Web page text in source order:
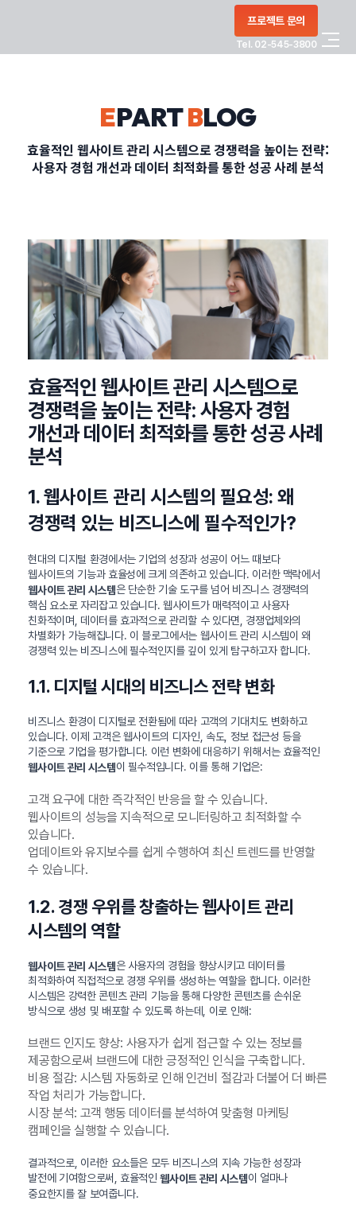
프로젝트 문의
Tel. 02-545-3800
PORTFOLIO
CONTACT
정부지원사업
EPARTBLOG
효율적인 웹사이트 관리 시스템으로 경쟁력을 높이는 전략:
사용자 경험 개선과 데이터 최적화를 통한 성공 사례 분석
효율적인 웹사이트 관리 시스템으로
경쟁력을 높이는 전략: 사용자 경험
개선과 데이터 최적화를 통한 성공 사례
분석
1. 웹사이트 관리 시스템의 필요성: 왜
경쟁력 있는 비즈니스에 필수적인가?
현대의 디지털 환경에서는 기업의 성장과 성공이 어느 때보다
웹사이트의 기능과 효율성에 크게 의존하고 있습니다. 이러한 맥락에서
웹사이트 관리 시스템은 단순한 기술 도구를 넘어 비즈니스 경쟁력의
핵심 요소로 자리잡고 있습니다. 웹사이트가 매력적이고 사용자
친화적이며, 데이터를 효과적으로 관리할 수 있다면, 경쟁업체와의
차별화가 가능해집니다. 이 블로그에서는 웹사이트 관리 시스템이 왜
경쟁력 있는 비즈니스에 필수적인지를 깊이 있게 탐구하고자 합니다.
1.1. 디지털 시대의 비즈니스 전략 변화
비즈니스 환경이 디지털로 전환됨에 따라 고객의 기대치도 변화하고
있습니다. 이제 고객은 웹사이트의 디자인, 속도, 정보 접근성 등을
기준으로 기업을 평가합니다. 이런 변화에 대응하기 위해서는 효율적인
웹사이트 관리 시스템이 필수적입니다. 이를 통해 기업은:
고객 요구에 대한 즉각적인 반응을 할 수 있습니다.
웹사이트의 성능을 지속적으로 모니터링하고 최적화할 수
있습니다.
업데이트와 유지보수를 쉽게 수행하여 최신 트렌드를 반영할
수 있습니다.
1.2. 경쟁 우위를 창출하는 웹사이트 관리
시스템의 역할
웹사이트 관리 시스템은 사용자의 경험을 향상시키고 데이터를
최적화하여 직접적으로 경쟁 우위를 생성하는 역할을 합니다. 이러한
시스템은 강력한 콘텐츠 관리 기능을 통해 다양한 콘텐츠를 손쉬운
방식으로 생성 및 배포할 수 있도록 하는데, 이로 인해:
브랜드 인지도 향상: 사용자가 쉽게 접근할 수 있는 정보를
제공함으로써 브랜드에 대한 긍정적인 인식을 구축합니다.
비용 절감: 시스템 자동화로 인해 인건비 절감과 더불어 더 빠른
작업 처리가 가능합니다.
시장 분석: 고객 행동 데이터를 분석하여 맞춤형 마케팅
캠페인을 실행할 수 있습니다.
결과적으로, 이러한 요소들은 모두 비즈니스의 지속 가능한 성장과
발전에 기여함으로써, 효율적인웹사이트 관리 시스템이 얼마나
중요한지를 잘 보여줍니다.